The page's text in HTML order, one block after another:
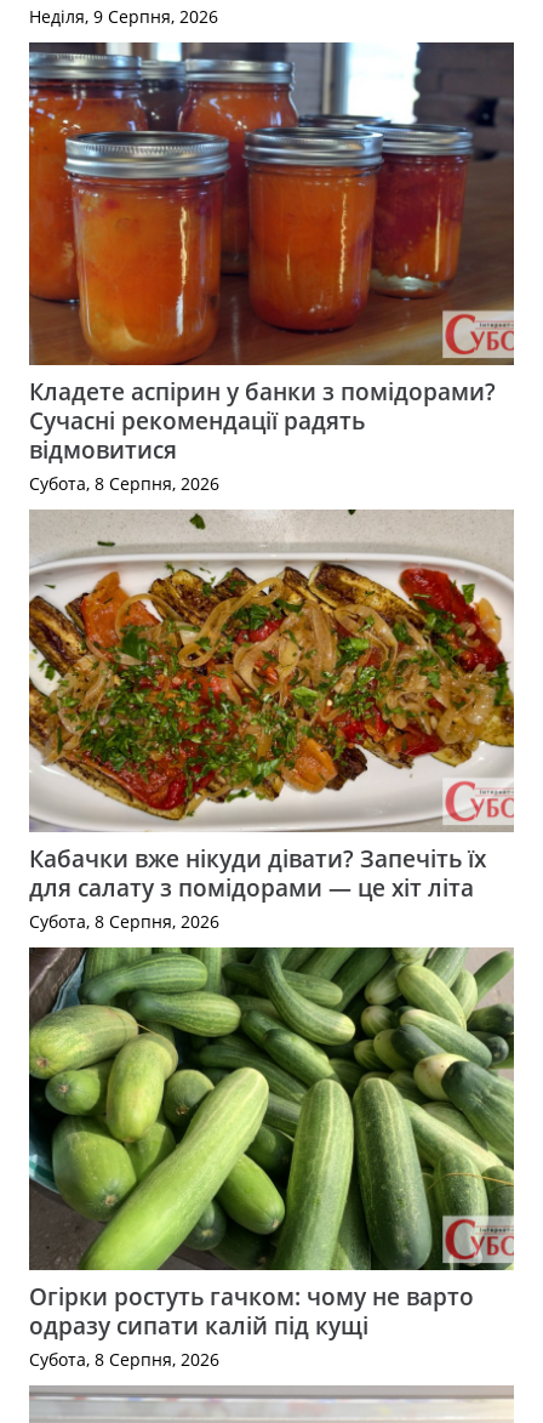
Неділя, 9 Серпня, 2026
Кладете аспірин у банки з помідорами?
Сучасні рекомендації радять
відмовитися
Субота, 8 Серпня, 2026
Кабачки вже нікуди дівати? Запечіть їх
для салату з помідорами — це хіт літа
Субота, 8 Серпня, 2026
Огірки ростуть гачком: чому не варто
одразу сипати калій під кущі
Субота, 8 Серпня, 2026